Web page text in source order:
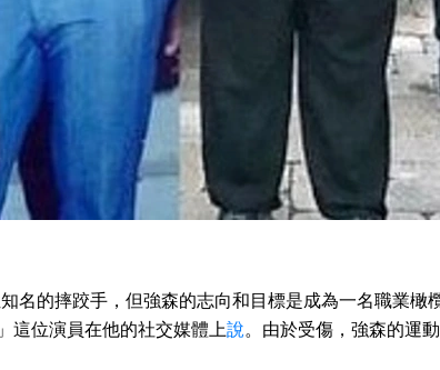
名的摔跤手，但強森的志向和目標是成為一名職業橄
這位演員在他的社交媒體上說。由於受傷，強森的運